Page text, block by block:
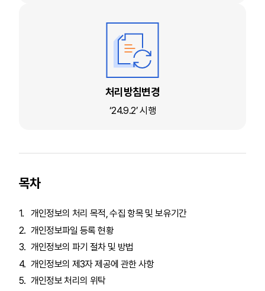
처리방침변경
‘24.9.2’ 시행
목차
개인정보의 처리 목적, 수집 항목 및 보유기간
개인정보파일 등록 현황
개인정보의 파기 절차 및 방법
개인정보의 제3자 제공에 관한 사항
개인정보 처리의 위탁